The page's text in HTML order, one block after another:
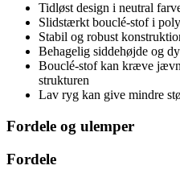
Tidløst design i neutral
Slidstærkt bouclé-stof i
Stabil og robust
Behagelig siddehøjde og
Bouclé-stof kan kræve
strukturen
Lav ryg kan give mindre
Fordele og ulemper
Fordele